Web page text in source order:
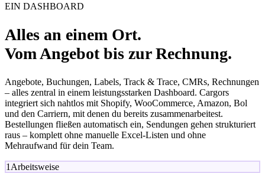
EIN DASHBOARD
Alles an einem Ort.
Vom Angebot bis zur Rechnung.
Angebote, Buchungen, Labels, Track & Trace, CMRs, Rechnungen
– alles zentral in einem leistungsstarken Dashboard. Cargors
integriert sich nahtlos mit Shopify, WooCommerce, Amazon, Bol
und den Carriern, mit denen du bereits zusammenarbeitest.
Bestellungen fließen automatisch ein, Sendungen gehen strukturiert
raus – komplett ohne manuelle Excel‑Listen und ohne
Mehraufwand für dein Team.
1 Arbeitsweise